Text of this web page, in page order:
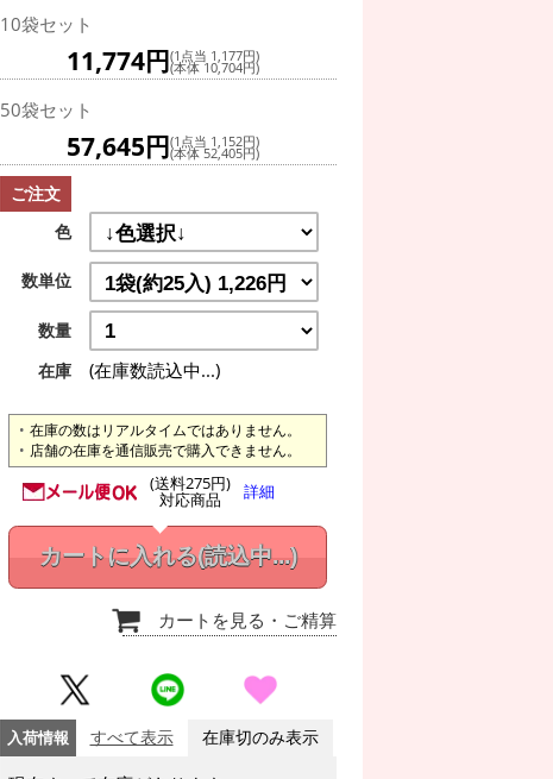
10袋セット
11,774円(1点当 1,177円)
(本体 10,704円)
50袋セット
57,645円(1点当 1,152円)
(本体 52,405円)
ご注文
色
数単位
数量
在庫
(在庫数読込中...)
在庫の数はリアルタイムではありません。
店舗の在庫を通信販売で購入できません。
(送料275円)
対応商品 詳細
カートに入れる(読込中...)
カートを見る ・ご精算
入荷情報 すべて表示 在庫切のみ表示